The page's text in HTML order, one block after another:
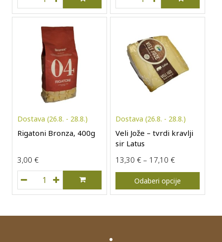
Dostava (26.8. - 28.8.)
Rigatoni Bronza, 400g
3,00 €
Rigatoni Bronza, 400g količina
Dostava (26.8. - 28.8.)
Veli Jože – tvrdi kravlji
sir Latus
13,30 € – 17,10 €Raspon
Odaberi opcije